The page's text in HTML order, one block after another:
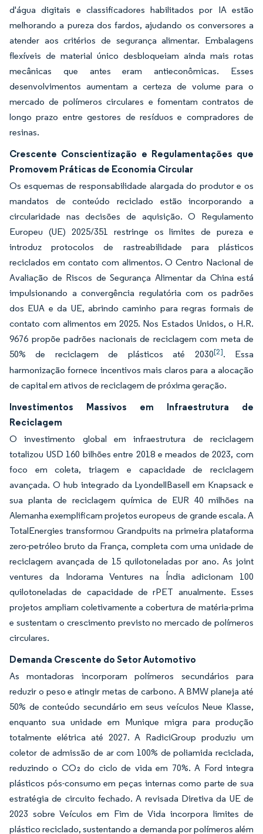
d'água digitais e classificadores habilitados por IA estão
melhorando a pureza dos fardos, ajudando os conversores a
atender aos critérios de segurança alimentar. Embalagens
flexíveis de material único desbloqueiam ainda mais rotas
mecânicas que antes eram antieconômicas. Esses
desenvolvimentos aumentam a certeza de volume para o
mercado de polímeros circulares e fomentam contratos de
longo prazo entre gestores de resíduos e compradores de
resinas.
Crescente Conscientização e Regulamentações que
Promovem Práticas de Economia Circular
Os esquemas de responsabilidade alargada do produtor e os
mandatos de conteúdo reciclado estão incorporando a
circularidade nas decisões de aquisição. O Regulamento
Europeu (UE) 2025/351 restringe os limites de pureza e
introduz protocolos de rastreabilidade para plásticos
reciclados em contato com alimentos. O Centro Nacional de
Avaliação de Riscos de Segurança Alimentar da China está
impulsionando a convergência regulatória com os padrões
dos EUA e da UE, abrindo caminho para regras formais de
contato com alimentos em 2025. Nos Estados Unidos, o H.R.
9676 propõe padrões nacionais de reciclagem com meta de
50% de reciclagem de plásticos até 2030[2]. Essa
harmonização fornece incentivos mais claros para a alocação
de capital em ativos de reciclagem de próxima geração.
Investimentos Massivos em Infraestrutura de
Reciclagem
O investimento global em infraestrutura de reciclagem
totalizou USD 160 bilhões entre 2018 e meados de 2023, com
foco em coleta, triagem e capacidade de reciclagem
avançada. O hub integrado da LyondellBasell em Knapsack e
sua planta de reciclagem química de EUR 40 milhões na
Alemanha exemplificam projetos europeus de grande escala. A
TotalEnergies transformou Grandpuits na primeira plataforma
zero-petróleo bruto da França, completa com uma unidade de
reciclagem avançada de 15 quilotoneladas por ano. As joint
ventures da Indorama Ventures na Índia adicionam 100
quilotoneladas de capacidade de rPET anualmente. Esses
projetos ampliam coletivamente a cobertura de matéria-prima
e sustentam o crescimento previsto no mercado de polímeros
circulares.
Demanda Crescente do Setor Automotivo
As montadoras incorporam polímeros secundários para
reduzir o peso e atingir metas de carbono. A BMW planeja até
50% de conteúdo secundário em seus veículos Neue Klasse,
enquanto sua unidade em Munique migra para produção
totalmente elétrica até 2027. A RadiciGroup produziu um
coletor de admissão de ar com 100% de poliamida reciclada,
reduzindo o CO₂ do ciclo de vida em 70%. A Ford integra
plásticos pós-consumo em peças internas como parte de sua
estratégia de circuito fechado. A revisada Diretiva da UE de
2023 sobre Veículos em Fim de Vida incorpora limites de
plástico reciclado, sustentando a demanda por polímeros além